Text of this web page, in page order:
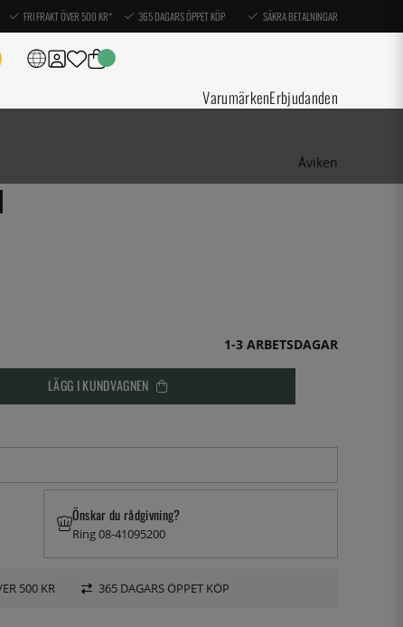
FRI FRAKT ÖVER 500 KR* 365 DAGARS ÖPPET KÖP SÄKRA BETALNINGAR
VarumärkenErbjudanden
Åviken
1-3 ARBETSDAGAR
LÄGG I KUNDVAGNEN
Önskar du rådgivning?
Ring 08-41095200
500 KR 365 DAGARS ÖPPET KÖP